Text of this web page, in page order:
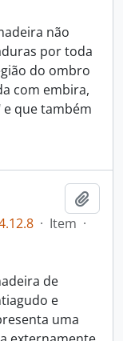
não
por toda
do ombro
com embira,
que também
· Item ·
de
e
uma